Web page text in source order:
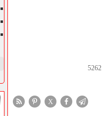
5262
X